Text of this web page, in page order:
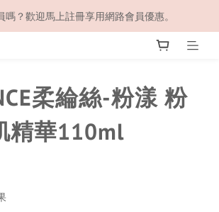
嗎？歡迎馬上註冊享用網路會員優惠。
柔綸絲-粉漾 粉
精華110ml